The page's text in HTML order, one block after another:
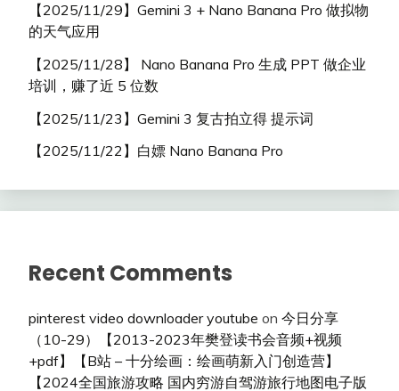
【2025/11/29】Gemini 3 + Nano Banana Pro 做拟物
的天气应用
【2025/11/28】 Nano Banana Pro 生成 PPT 做企业
培训，赚了近 5 位数
【2025/11/23】Gemini 3 复古拍立得 提示词
【2025/11/22】白嫖 Nano Banana Pro
Recent Comments
pinterest video downloader youtube on 今日分享
（10-29）【2013-2023年樊登读书会音频+视频
+pdf】【B站 – 十分绘画：绘画萌新入门创造营】
【2024全国旅游攻略 国内穷游自驾游旅行地图电子版